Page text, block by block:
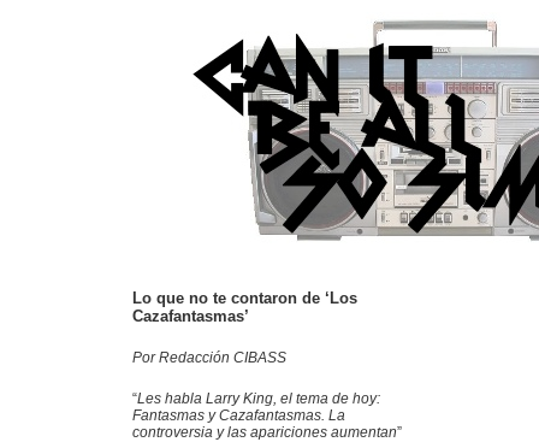
Lo que no te contaron de ‘Los
Cazafantasmas’
Por Redacción CIBASS
“Les habla Larry King, el tema de hoy:
Fantasmas y Cazafantasmas. La
controversia y las apariciones aumentan”